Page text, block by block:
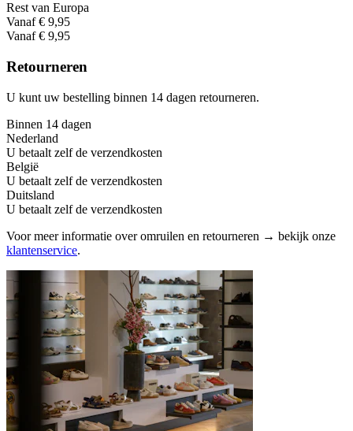
Rest van Europa
Vanaf € 9,95
Vanaf € 9,95
Retourneren
U kunt uw bestelling binnen 14 dagen retourneren.
Binnen 14 dagen
Nederland
U betaalt zelf de verzendkosten
België
U betaalt zelf de verzendkosten
Duitsland
U betaalt zelf de verzendkosten
Voor meer informatie over omruilen en retourneren → bekijk onze
klantenservice.